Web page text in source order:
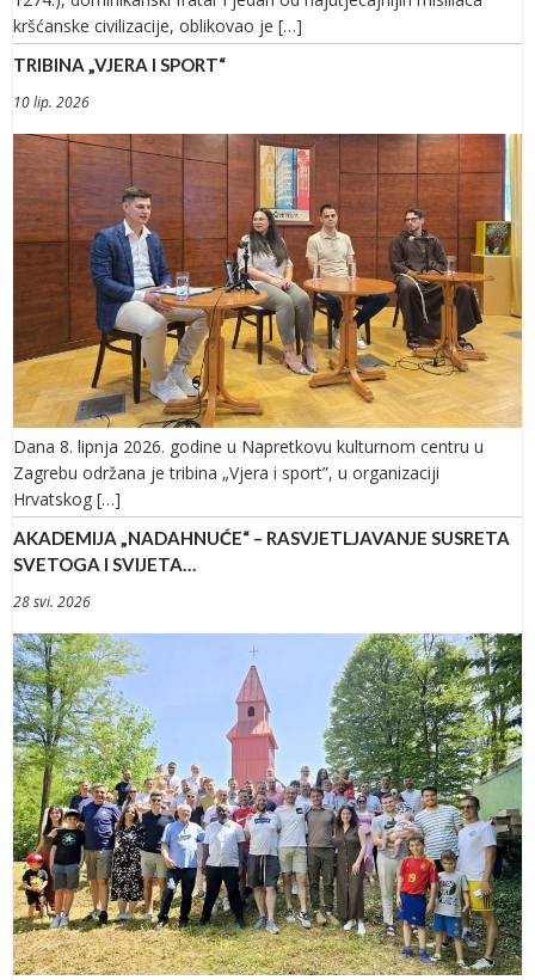
kršćanske civilizacije, oblikovao je […]
TRIBINA „VJERA I SPORT“
10 lip. 2026
Dana 8. lipnja 2026. godine u Napretkovu kulturnom centru u
Zagrebu održana je tribina „Vjera i sport”, u organizaciji
Hrvatskog […]
AKADEMIJA „NADAHNUĆE“ – RASVJETLJAVANJE SUSRETA
SVETOGA I SVIJETA…
28 svi. 2026